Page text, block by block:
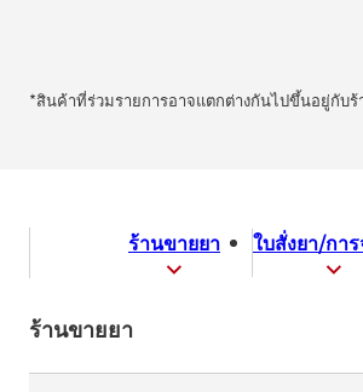
*สินค้าที่ร่วมรายการอาจแตกต่างกันไปขึ้นอยู่กับร้
ร้านขายยา ใบสั่งยา/กา
ร้านขายยา